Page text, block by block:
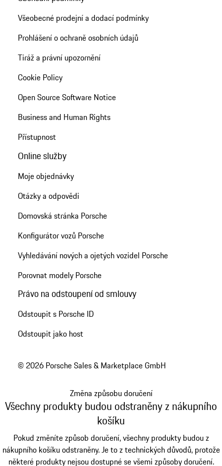
Všeobecné prodejní a dodací podmínky
Prohlášení o ochraně osobních údajů
Tiráž a právní upozornění
Cookie Policy
Open Source Software Notice
Business and Human Rights
Přístupnost
Online služby
Moje objednávky
Otázky a odpovědi
Domovská stránka Porsche
Konfigurátor vozů Porsche
Vyhledávání nových a ojetých vozidel Porsche
Porovnat modely Porsche
Právo na odstoupení od smlouvy
Odstoupit s Porsche ID
Odstoupit jako host
© 2026 Porsche Sales & Marketplace GmbH
Změna způsobu doručení
Všechny produkty budou odstraněny z nákupního
košíku
Pokud změníte způsob doručení, všechny produkty budou z
nákupního košíku odstraněny. Je to z technických důvodů, protože
některé produkty nejsou dostupné se všemi způsoby doručení.